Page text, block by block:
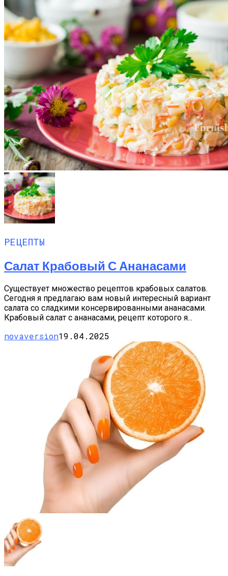
РЕЦЕПТЫ
Салат Крабовый С Ананасами
Существует множество рецептов крабовых салатов.
Сегодня я предлагаю вам новый интересный вариант
салата со сладкими консервированными ананасами.
Крабовый салат с ананасами, рецепт которого я...
novaversion19.04.2025